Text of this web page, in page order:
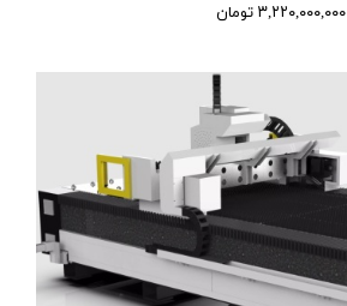
۳,۲۲۰,۰۰۰,۰۰۰ تومان